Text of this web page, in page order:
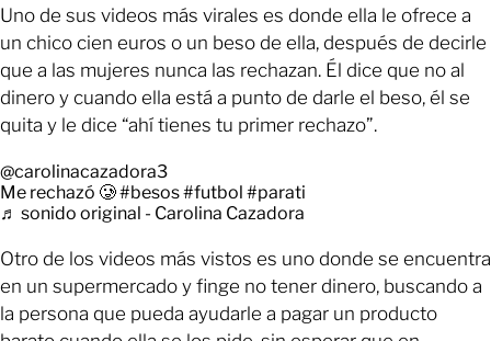
Uno de sus videos más virales es donde ella le ofrece a
un chico cien euros o un beso de ella, después de decirle
que a las mujeres nunca las rechazan. Él dice que no al
dinero y cuando ella está a punto de darle el beso, él se
quita y le dice “ahí tienes tu primer rechazo”.
@carolinacazadora3
Me rechazó 🥲#besos#futbol #parati
♬ sonido original - Carolina Cazadora
Otro de los videos más vistos es uno donde se encuentra
en un supermercado y finge no tener dinero, buscando a
la persona que pueda ayudarle a pagar un producto